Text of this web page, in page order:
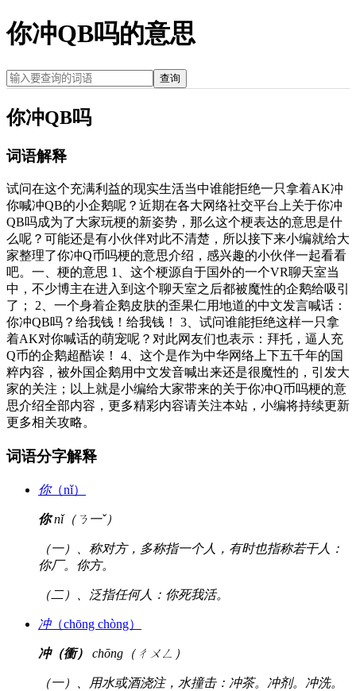
你冲QB吗的意思
查询
你冲QB吗
词语解释
试问在这个充满利益的现实生活当中谁能拒绝一只拿着AK冲
你喊冲QB的小企鹅呢？近期在各大网络社交平台上关于你冲
QB吗成为了大家玩梗的新姿势，那么这个梗表达的意思是什
么呢？可能还是有小伙伴对此不清楚，所以接下来小编就给大
家整理了你冲Q币吗梗的意思介绍，感兴趣的小伙伴一起看看
吧。一、梗的意思 1、这个梗源自于国外的一个VR聊天室当
中，不少博主在进入到这个聊天室之后都被魔性的企鹅给吸引
了； 2、一个身着企鹅皮肤的歪果仁用地道的中文发言喊话：
你冲QB吗？给我钱！给我钱！ 3、试问谁能拒绝这样一只拿
着AK对你喊话的萌宠呢？对此网友们也表示：拜托，逼人充
Q币的企鹅超酷诶！ 4、这个是作为中华网络上下五千年的国
粹内容，被外国企鹅用中文发音喊出来还是很魔性的，引发大
家的关注；以上就是小编给大家带来的关于你冲Q币吗梗的意
思介绍全部内容，更多精彩内容请关注本站，小编将持续更新
更多相关攻略。
词语分字解释
你（nǐ）
你nǐ（ㄋ一ˇ）
（一）、称对方，多称指一个人，有时也指称若干人：
你厂。你方。
（二）、泛指任何人：你死我活。
冲（chōng chòng）
冲（衝） chōng（ㄔㄨㄥ）
（一）、用水或酒浇注，水撞击：冲茶。冲剂。冲洗。